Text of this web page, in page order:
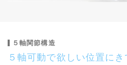
５軸関節構造
５軸可動で欲しい位置にき